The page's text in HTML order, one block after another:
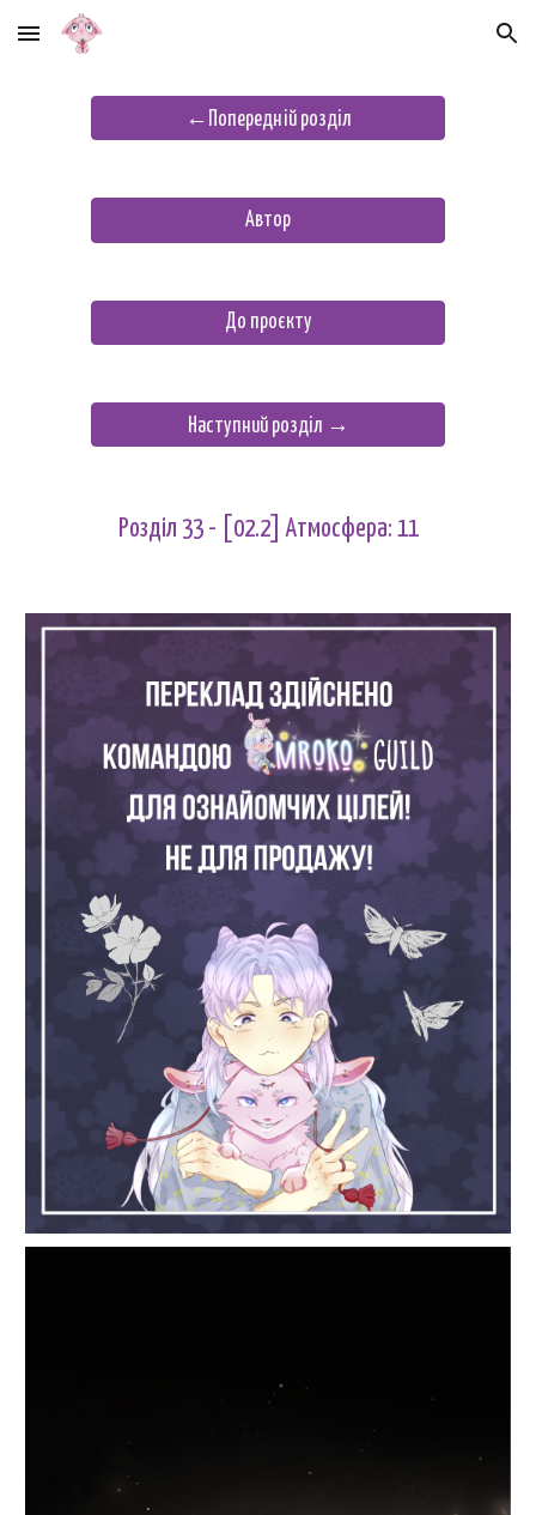
Skip to main content Skip to navigation
←Попередній розділ
Автор
До проєкту
Наступний розділ →
Розділ 33- [02.2] Атмосфера: 11